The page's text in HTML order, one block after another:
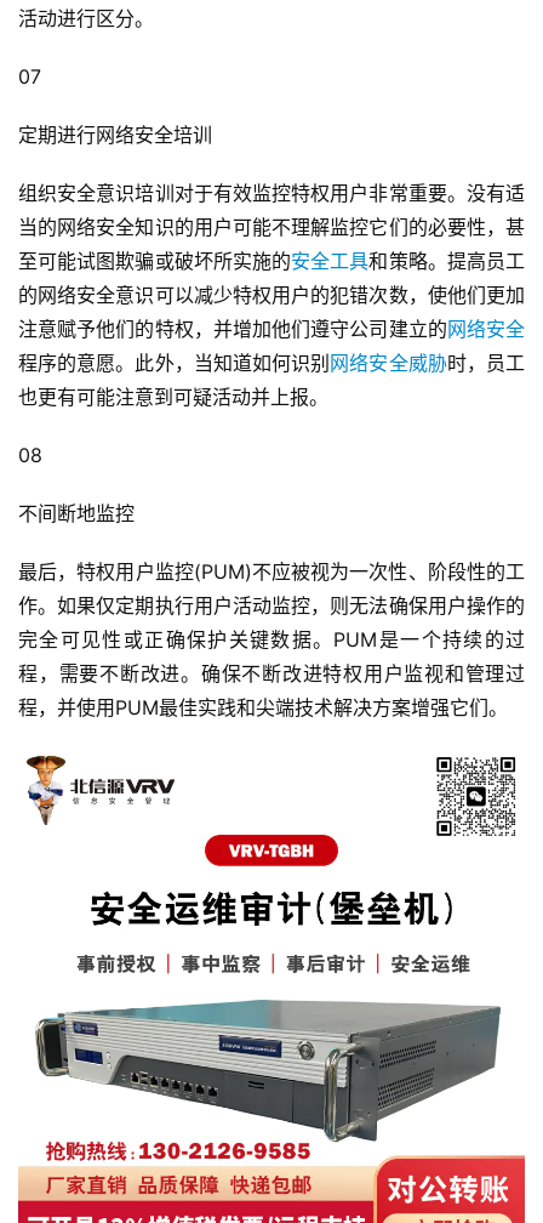
活动进行区分。
07
定期进行网络安全培训
组织安全意识培训对于有效监控特权用户非常重要。没有适
当的网络安全知识的用户可能不理解监控它们的必要性，甚
至可能试图欺骗或破坏所实施的安全工具和策略。提高员工
的网络安全意识可以减少特权用户的犯错次数，使他们更加
注意赋予他们的特权，并增加他们遵守公司建立的网络安全
程序的意愿。此外，当知道如何识别网络安全威胁时，员工
也更有可能注意到可疑活动并上报。
08
不间断地监控
最后，特权用户监控(PUM)不应被视为一次性、阶段性的工
作。如果仅定期执行用户活动监控，则无法确保用户操作的
完全可见性或正确保护关键数据。PUM是一个持续的过
程，需要不断改进。确保不断改进特权用户监视和管理过
程，并使用PUM最佳实践和尖端技术解决方案增强它们。